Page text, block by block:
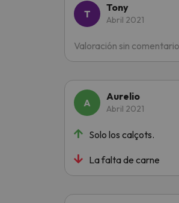
Tony
Abril 2021
Valoración sin
Aurelio
Abril 2021
Solo los calçots.
La falta de carne